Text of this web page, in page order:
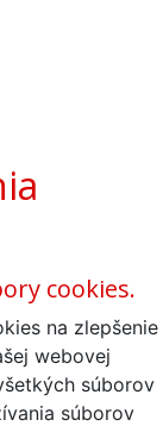
cookies.
na zlepšenie
webovej
súborov
súborov